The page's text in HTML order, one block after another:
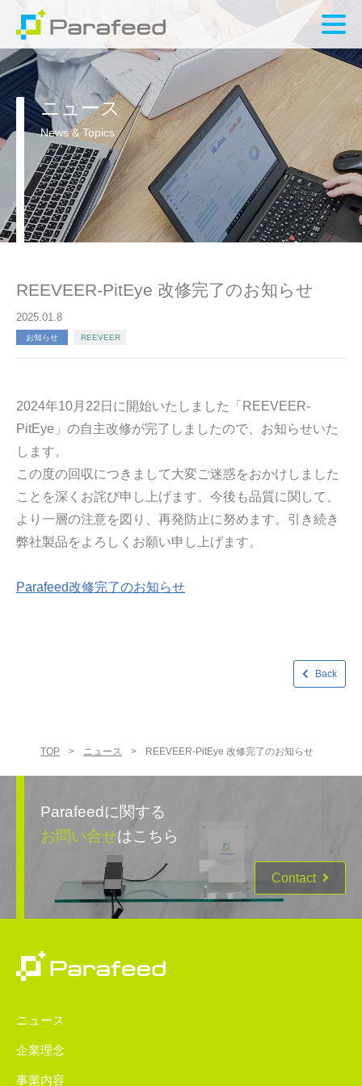
ニュース
News & Topics
REEVEER-PitEye 改修完了のお知らせ
2025.01.8
お知らせ REEVEER
2024年10月22日に開始いたしました「REEVEER-
PitEye」の自主改修が完了しましたので、お知らせいた
します。
この度の回収につきまして大変ご迷惑をおかけしました
ことを深くお詫び申し上げます。今後も品質に関して、
より一層の注意を図り、再発防止に努めます。引き続き
弊社製品をよろしくお願い申し上げます。
Parafeed改修完了のお知らせ
Back
TOP > ニュース > REEVEER-PitEye 改修完了のお知らせ
Parafeedに関する
お問い合せはこちら
Contact
ニュース
企業理念
事業内容